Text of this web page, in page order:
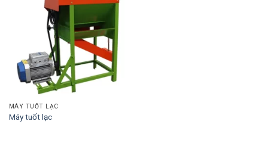
MÁY TUỐT LẠC
Máy tuốt lạc